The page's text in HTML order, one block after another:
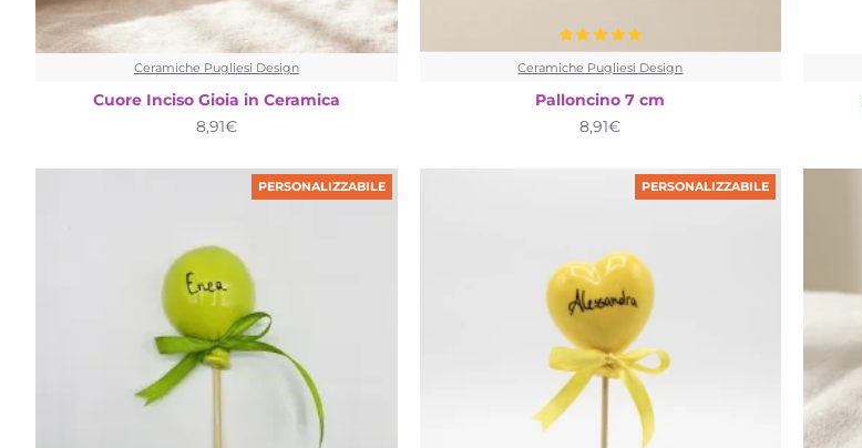
Ceramiche Pugliesi Design
Cuore Inciso Gioia in Ceramica
8,91€
Ceramiche Pugliesi Design
Palloncino 7 cm
8,91€
PERSONALIZZABILE PERSONALIZZABILE